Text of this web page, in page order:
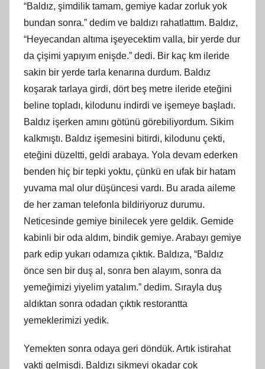
“Baldız, şimdilik tamam, gemiye kadar zorluk yok
bundan sonra.” dedim ve baldızı rahatlattım. Baldız,
“Heyecandan altıma işeyecektim valla, bir yerde dur
da çişimi yapıyım enişde.” dedi. Bir kaç km ileride
sakin bir yerde tarla kenarına durdum. Baldız
koşarak tarlaya girdi, dört beş metre ileride eteğini
beline topladı, kilodunu indirdi ve işemeye başladı.
Baldız işerken amını götünü görebiliyordum. Sikim
kalkmıştı. Baldız işemesini bitirdi, kilodunu çekti,
eteğini düzeltti, geldi arabaya. Yola devam ederken
benden hiç bir tepki yoktu, çünkü en ufak bir hatam
yuvama mal olur düşüncesi vardı. Bu arada aileme
de her zaman telefonla bildiriyoruz durumu.
Neticesinde gemiye binilecek yere geldik. Gemide
kabinli bir oda aldım, bindik gemiye. Arabayı gemiye
park edip yukarı odamıza çıktık. Baldıza, “Baldız
önce sen bir duş al, sonra ben alayım, sonra da
yemeğimizi yiyelim yatalım.” dedim. Sırayla duş
aldıktan sonra odadan çıktık restorantta
yemeklerimizi yedik.
Yemekten sonra odaya geri döndük. Artık istirahat
vakti gelmişdi. Baldızı sikmeyi okadar çok